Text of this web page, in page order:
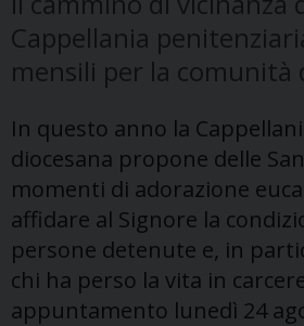
Cappellania
mensili per la comunità
In questo anno la
diocesana propone delle
momenti di adorazione
affidare al Signore la
persone detenute e, in
chi ha perso la vita in
appuntamento lunedì 24